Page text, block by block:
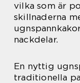
vilka som är
skillnaderna
nackdelar.
En nyttig
traditionella